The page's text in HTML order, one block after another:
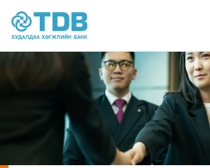
Skip to main content